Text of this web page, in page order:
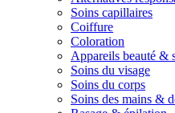
Soins capillaires
Coiffure
Coloration
Appareils beauté &
Soins du visage
Soins du corps
Soins des mains &